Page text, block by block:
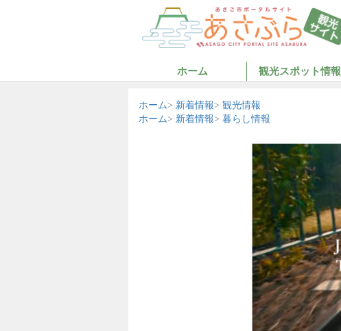
ホーム 観光スポット情報
ホーム 新着情報
観光情報
ホーム
新着情報 暮らし情報